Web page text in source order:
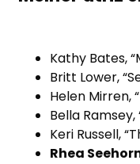
Kathy Bates,
Britt Lower,
Helen Mirren,
Bella Ramsey,
Keri Russell,
Rhea